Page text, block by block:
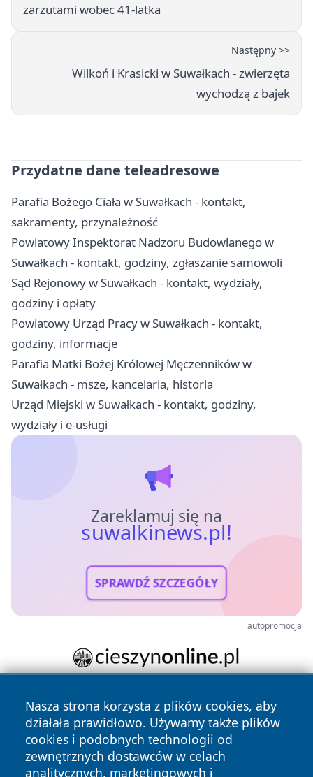
zarzutami wobec 41-latka
Następny >>
Wilkoń i Krasicki w Suwałkach - zwierzęta
wychodzą z bajek
Przydatne dane teleadresowe
Parafia Bożego Ciała w Suwałkach - kontakt,
sakramenty, przynależność
Powiatowy Inspektorat Nadzoru Budowlanego w
Suwałkach - kontakt, godziny, zgłaszanie samowoli
Sąd Rejonowy w Suwałkach - kontakt, wydziały,
godziny i opłaty
Powiatowy Urząd Pracy w Suwałkach - kontakt,
godziny, informacje
Parafia Matki Bożej Królowej Męczenników w
Suwałkach - msze, kancelaria, historia
Urząd Miejski w Suwałkach - kontakt, godziny,
wydziały i e-usługi
Zareklamuj się na
suwalkinews.pl!
SPRAWDŹ SZCZEGÓŁY
autopromocja
Nasza strona korzysta z plików cookies, aby
działała prawidłowo. Używamy także plików
cookies i podobnych technologii od
zewnętrznych dostawców w celach
analitycznych, marketingowych i